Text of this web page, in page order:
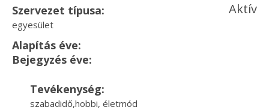
Szervezet típusa:
egyesület
Aktív
Alapítás éve:
Bejegyzés éve:
Tevékenység:
szabadidő,hobbi, életmód